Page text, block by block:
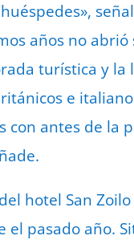
años no
turística y la
e
con antes de la
hotel San
el pasado año.